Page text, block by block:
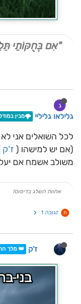
"אִם בְּחֻקּוֹתַי
ג
גלילאו גליליי 🌩️מבין
לכל השואלים אני
(אם יש למישהו ( ז'ק
משולב אשמח אם
אחוות השלג בדימוס!
ח תגובה 1
ז'ק 👑 מלך